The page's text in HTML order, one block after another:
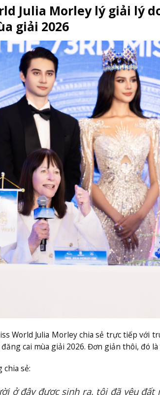
Julia Morley lý giải lý
giải 2026
World Julia Morley chia sẻ trực tiếp với
cai mùa giải 2026. Đơn giản thôi, đó
chia sẻ:
ở đây được sinh ra, tôi đã yêu